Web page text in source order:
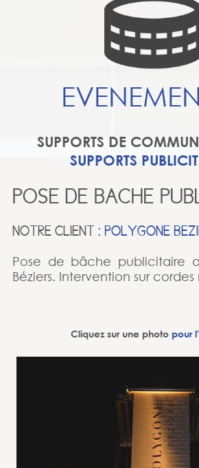
SUPPORTS DE
SUPPORTS
POSE DE BACHE
NOTRE CLIENT : POLYGONE
Pose de bâche publicitaire
Béziers. Intervention sur
Cliquez sur une photo pour